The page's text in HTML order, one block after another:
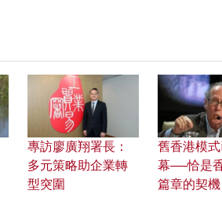
專訪廖廣翔署長：
多元策略助企業轉
型突圍
舊香港模
幕──恰是
篇章的契機